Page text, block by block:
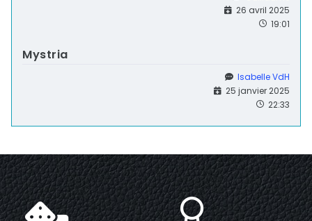
26 avril 2025
19:01
Mystria
Isabelle VdH
25 janvier 2025
22:33